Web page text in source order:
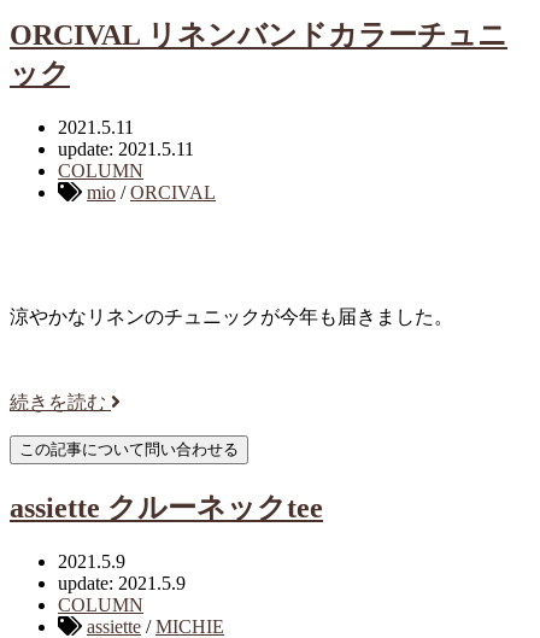
ORCIVAL リネンバンドカラーチュニ
ック
2021.5.11
update: 2021.5.11
COLUMN
mio /ORCIVAL
涼やかなリネンのチュニックが今年も届きました。
続きを読む
assiette クルーネックtee
2021.5.9
update: 2021.5.9
COLUMN
assiette /MICHIE